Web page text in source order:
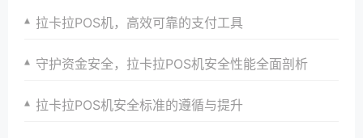
拉卡拉POS机，高效可靠的支付工具
守护资金安全，拉卡拉POS机安全性能全面剖析
拉卡拉POS机安全标准的遵循与提升